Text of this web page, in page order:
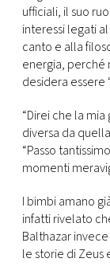
ufficiali, il suo
interessi legati
canto e alla
energia, perché
desidera essere
“Direi che la
diversa da
“Passo
momenti
I bimbi amano
infatti rivelato
Balthazar
le storie di Zeus